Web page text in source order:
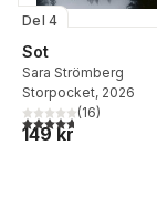
Del 4
Sot
Sara Strömberg
Storpocket, 2026
4,7utav 5 stjärnor.
(16)
149 kr